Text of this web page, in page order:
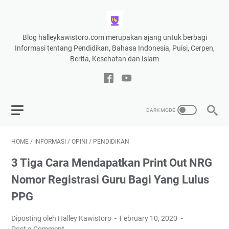
Blog halleykawistoro.com merupakan ajang untuk berbagi
Informasi tentang Pendidikan, Bahasa Indonesia, Puisi, Cerpen,
Berita, Kesehatan dan Islam
HOME / INFORMASI / OPINI / PENDIDIKAN
3 Tiga Cara Mendapatkan Print Out NRG
Nomor Registrasi Guru Bagi Yang Lulus
PPG
Diposting oleh Halley Kawistoro
February 10, 2020